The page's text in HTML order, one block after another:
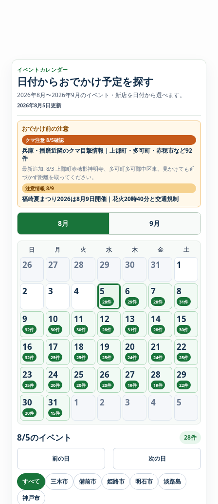
イベントカレンダー
日付からおでかけ予定を探す
2026年8月〜2026年9月のイベント・新店を日付から選べます。
2026年8月5日更新
おでかけ前の注意
クマ注意 8/5確認
兵庫・播磨近隣のクマ目撃情報｜上郡町・多可町・赤穂市など92
件
最新追加: 8/3 上郡町赤穂郡神明寺、多可町多可郡中区東。見かけても近
づかず距離を取ってください。
注意情報 8/9
福崎夏まつり2026は8月9日開催｜花火20時40分と交通規制
8月 9月
日 月 火 水 木 金 土
26 27 28 29 30 31 1
2 3 4 5
28件
6
29件
7
28件
8
31件
9
32件
10
30件
11
30件
12
28件
13
31件
14
28件
15
30件
16
32件
17
25件
18
25件
19
25件
20
24件
21
24件
22
25件
23
25件
24
20件
25
20件
26
20件
27
19件
28
19件
29
22件
30
20件
31
15件
1 2 3 4 5
前の日
8/5のイベント 28件
次の日
すべて 三木市 備前市 姫路市 明石市
淡路島
神戸市